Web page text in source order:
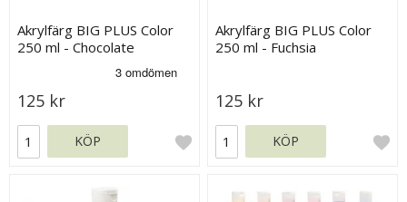
Akrylfärg BIG PLUS Color
250 ml - Chocolate
125 kr
KÖP
Akrylfärg BIG PLUS Color
250 ml - Fuchsia
125 kr
KÖP